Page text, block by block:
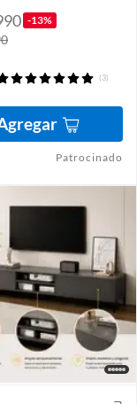
-13%
(3)
Patrocinado